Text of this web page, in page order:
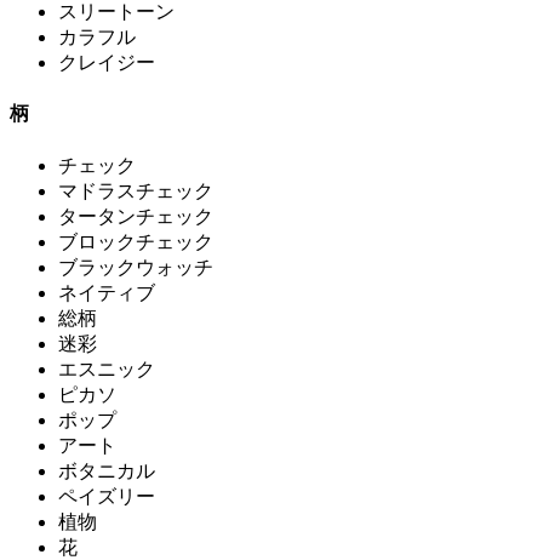
スリートーン
カラフル
クレイジー
柄
チェック
マドラスチェック
タータンチェック
ブロックチェック
ブラックウォッチ
ネイティブ
総柄
迷彩
エスニック
ピカソ
ポップ
アート
ボタニカル
ペイズリー
植物
花